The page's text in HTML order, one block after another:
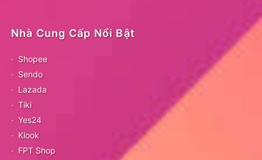
Nhà Cung Cấp Nổi Bật
Shopee
Sendo
Lazada
Tiki
Yes24
Klook
FPT Shop